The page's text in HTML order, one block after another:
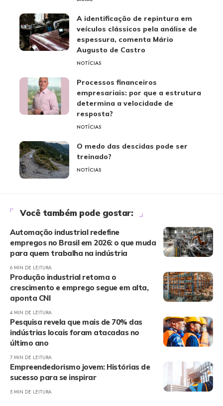
A identificação de repintura em
veículos clássicos pela análise de
espessura, comenta Mário
Augusto de Castro
NOTÍCIAS
Processos financeiros
empresariais: por que a estrutura
determina a velocidade de
resposta?
NOTÍCIAS
O medo das descidas pode ser
treinado?
NOTÍCIAS
Você também pode gostar:
Automação industrial redefine
empregos no Brasil em 2026: o que muda
para quem trabalha na indústria
6 MIN DE LEITURA
Produção industrial retoma o
crescimento e emprego segue em alta,
aponta CNI
4 MIN DE LEITURA
Pesquisa revela que mais de 70% das
indústrias locais foram atacadas no
último ano
7 MIN DE LEITURA
Empreendedorismo jovem: Histórias de
sucesso para se inspirar
5 MIN DE LEITURA